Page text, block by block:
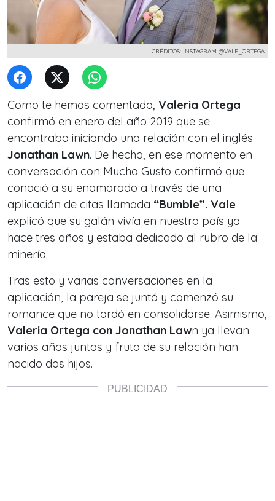
CRÉDITOS: INSTAGRAM @VALE_ORTEGA
Como te hemos comentado, Valeria Ortega
confirmó en enero del año 2019 que se
encontraba iniciando una relación con el inglés
Jonathan Lawn. De hecho, en ese momento en
conversación con Mucho Gusto confirmó que
conoció a su enamorado a través de una
aplicación de citas llamada “Bumble”. Vale
explicó que su galán vivía en nuestro país ya
hace tres años y estaba dedicado al rubro de la
minería.
Tras esto y varias conversaciones en la
aplicación, la pareja se juntó y comenzó su
romance que no tardó en consolidarse. Asimismo,
Valeria Ortega con Jonathan Lawn ya llevan
varios años juntos y fruto de su relación han
nacido dos hijos.